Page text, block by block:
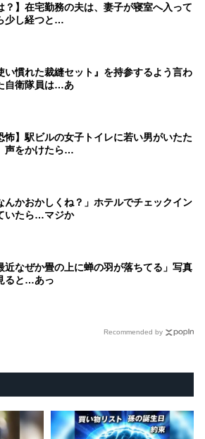
？】在宅勤務の夫は、妻子が寝室へ入って
少し経つと…
い慣れた裁縫セット』を持参するよう言わ
自衛隊員は…あ
怖】駅ビルの女子トイレに若い男がいたた
声をかけたら…
んかおかしくね？」ホテルでチェックイン
いたら…マジか
近なぜか畳の上に蝉の羽が落ちてる」写真
ると…あっ
Recommended by